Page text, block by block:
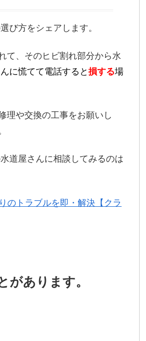
び方をシェアします。
て、そのヒビ割れ部分から水
に慌てて電話すると損する場
理や交換の工事をお願いし
道屋さんに相談してみるのは
のトラブルを即・解決【クラ
があります。